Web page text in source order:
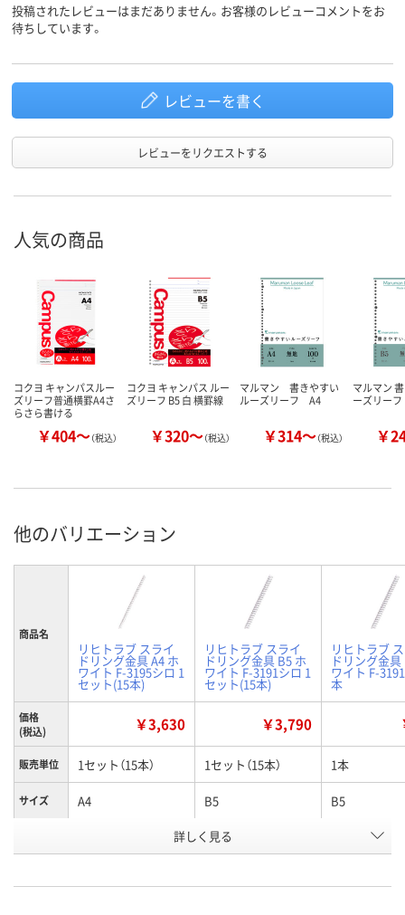
投稿されたレビューはまだありません。お客様のレビューコメントをお
待ちしています。
レビューを書く
レビューをリクエストする
人気の商品
コクヨ キャンパスルー
ズリーフ普通横罫A4さ
らさら書ける
￥404～（税込）
コクヨ キャンパス ルー
ズリーフ B5 白 横罫線
￥320～（税込）
マルマン 書きやすい
ルーズリーフ A4
￥314～（税込）
マルマン
ーズリーフ
￥
他のバリエーション
商品名
リヒトラブ スライ
ドリング金具 A4 ホ
ワイト F-3195シロ 1
セット(15本)
リヒトラブ スライ
ドリング金具 B5 ホ
ワイト F-3191シロ 1
セット(15本)
リヒトラブ
ドリング金
ワイト F-
本
価格
(税込)
￥3,630 ￥3,790
販売単位 1セット（15本） 1セット（15本） 1本
サイズ A4 B5 B5
B5
号
詳しく見る